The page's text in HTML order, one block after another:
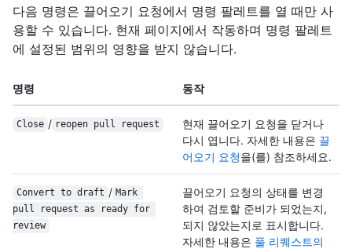
다음 명령은 끌어오기 요청에서 명령 팔레트를 열 때만 사
용할 수 있습니다. 현재 페이지에서 작동하며 명령 팔레트
에 설정된 범위의 영향을 받지 않습니다.
명령 동작
Close / reopen pull request
현재 끌어오기 요청을 닫거나
다시 엽니다. 자세한 내용은 끌
어오기 요청을(를) 참조하세요.
Convert to draft / Mark
pull request as ready for
review
끌어오기 요청의 상태를 변경
하여 검토할 준비가 되었는지,
되지 않았는지로 표시합니다.
자세한 내용은 풀 리퀘스트의